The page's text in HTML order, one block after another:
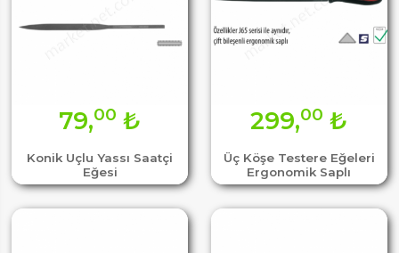
Konik Uçlu Yassı Saatçi
Eğesi
79,00 ₺
Üç Köşe Testere Eğeleri
Ergonomik Saplı
299,00 ₺